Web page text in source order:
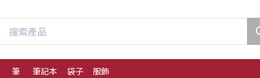
筆 筆記本 袋子 服飾